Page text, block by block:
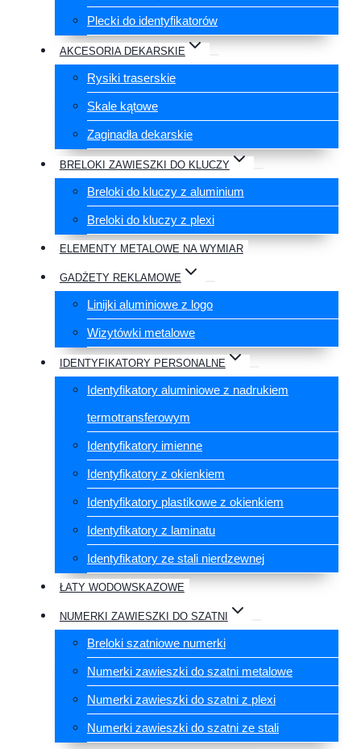
Plecki do identyfikatorów
AKCESORIA DEKARSKIE
Rysiki traserskie
Skale kątowe
Zaginadła dekarskie
BRELOKI ZAWIESZKI DO KLUCZY
Breloki do kluczy z aluminium
Breloki do kluczy z plexi
ELEMENTY METALOWE NA WYMIAR
GADŻETY REKLAMOWE
Linijki aluminiowe z logo
Wizytówki metalowe
IDENTYFIKATORY PERSONALNE
Identyfikatory aluminiowe z nadrukiem
termotransferowym
Identyfikatory imienne
Identyfikatory z okienkiem
Identyfikatory plastikowe z okienkiem
Identyfikatory z laminatu
Identyfikatory ze stali nierdzewnej
ŁATY WODOWSKAZOWE
NUMERKI ZAWIESZKI DO SZATNI
Breloki szatniowe numerki
Numerki zawieszki do szatni metalowe
Numerki zawieszki do szatni z plexi
Numerki zawieszki do szatni ze stali